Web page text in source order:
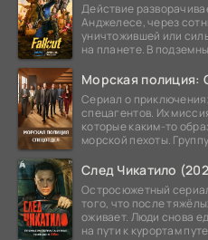
Действие
Анджелесе, через
уничтожившей или
на планете. В
Морская полиция:
Сериал о
спецагентов. Их
которые каким-то
морской пехоты.
След Чикатило
Остросюжетный
того, что после
оживает. Люди снова
на пути к курортам